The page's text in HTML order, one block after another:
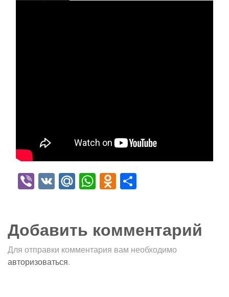
Viber
VK Mail.Ru
WhatsApp
Odnoklassniki
Добавить комментарий
Для отправки комментария вам необходимо
авторизоваться.